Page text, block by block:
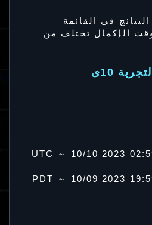
في القائمة
الإكمال تختلف من
10ى
06/10 2023 03:00 UTC ～ 10/10 2023
10/05 2023 20:00 PDT ～ 10/09 2023